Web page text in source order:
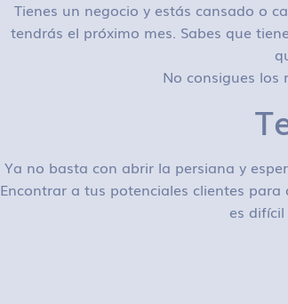
Tienes un negocio y estás cansado o
tendrás el próximo mes. Sabes que
No consigues los
Ya no basta con abrir la persiana y
Encontrar a tus potenciales clientes
es